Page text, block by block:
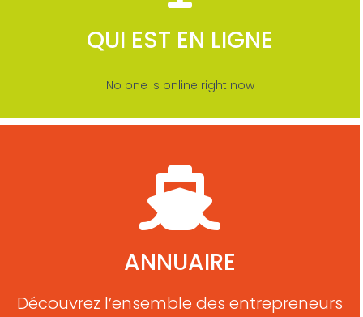
QUI EST EN LIGNE
No one is online right now
ANNUAIRE
Découvrez l’ensemble des entrepreneurs